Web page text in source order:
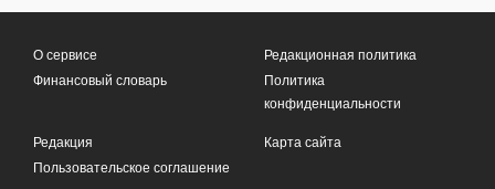
О сервисе
Финансовый словарь
Редакционная политика
Политика
конфиденциальности
Редакция
Пользовательское соглашение
Карта сайта